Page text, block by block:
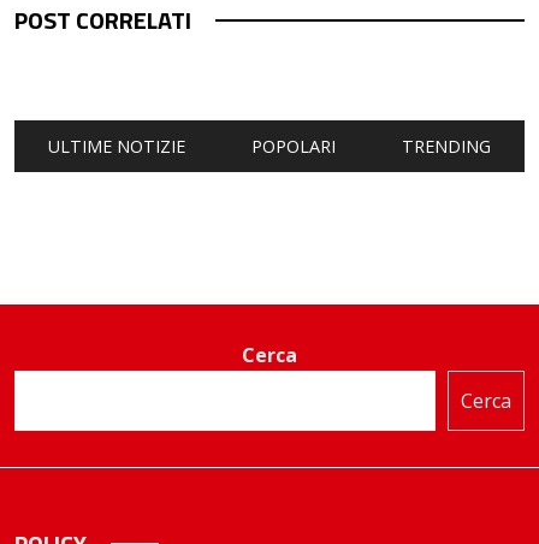
POST CORRELATI
ULTIME NOTIZIE POPOLARI TRENDING
Cerca
Cerca